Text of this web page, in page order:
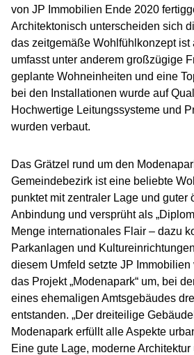
von JP Immobilien Ende 2020
Architektonisch unterscheiden sich
das zeitgemäße Wohlfühlkonzept
umfasst unter anderem großzügige
geplante Wohneinheiten und eine
bei den Installationen wurde auf
Hochwertige Leitungssysteme und
wurden verbaut.
Das Grätzel rund um den
Gemeindebezirk ist eine beliebte
punktet mit zentraler Lage und guter
Anbindung und versprüht als
Menge internationales Flair – dazu
Parkanlagen und
diesem Umfeld setzte JP
das Projekt „Modenapark“ um, bei
eines ehemaligen Amtsgebäudes
entstanden. „Der dreiteilige
Modenapark erfüllt alle Aspekte
Eine gute Lage, moderne Architektur